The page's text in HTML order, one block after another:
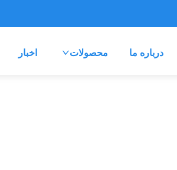
درباره ما محصولات اخبار